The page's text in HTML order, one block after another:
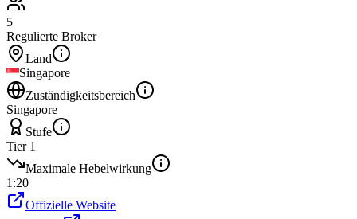
5
Regulierte Broker
Land
Singapore
Zuständigkeitsbereich
Singapore
Stufe
Tier 1
Maximale Hebelwirkung
1:20
Offizielle Website